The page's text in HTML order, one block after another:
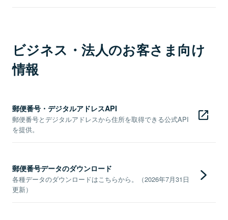
ビジネス・法人のお客さま向け
情報
郵便番号・デジタルアドレスAPI
郵便番号とデジタルアドレスから住所を取得できる公式API
を提供。
郵便番号データのダウンロード
各種データのダウンロードはこちらから。（2026年7月31日
更新）